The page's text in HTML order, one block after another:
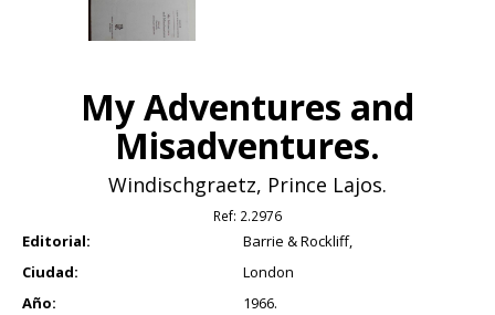
My Adventures and
Misadventures.
Windischgraetz, Prince Lajos.
Ref: 2.2976
Editorial:
Barrie & Rockliff,
Ciudad:
London
Año:
1966.